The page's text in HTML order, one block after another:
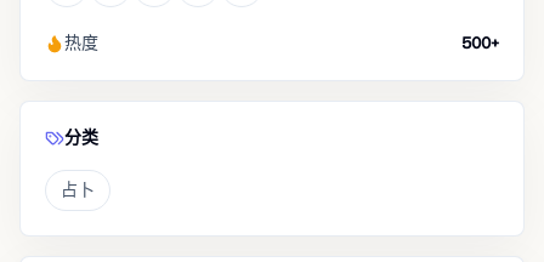
热度 500+
分类
占卜